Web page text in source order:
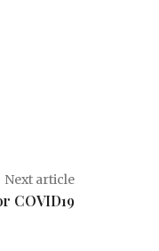
Next article
COVID19